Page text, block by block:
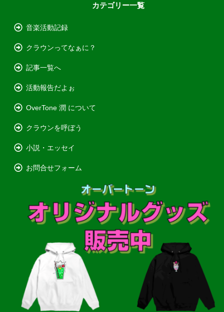
カテゴリー一覧
音楽活動記録
クラウンってなぁに？
記事一覧へ
活動報告だよぉ
OverTone 潤 について
クラウンを呼ぼう
小説・エッセイ
お問合せフォーム